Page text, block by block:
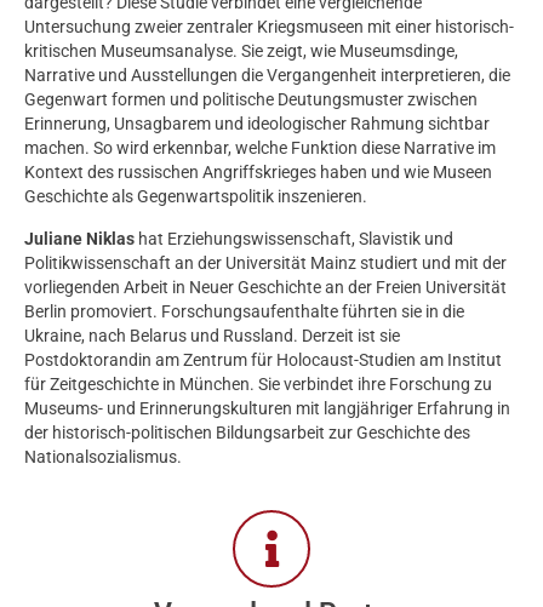
Untersuchung zweier zentraler Kriegsmuseen mit einer historisch-
kritischen Museumsanalyse. Sie zeigt, wie Museumsdinge,
Narrative und Ausstellungen die Vergangenheit interpretieren, die
Gegenwart formen und politische Deutungsmuster zwischen
Erinnerung, Unsagbarem und ideologischer Rahmung sichtbar
machen. So wird erkennbar, welche Funktion diese Narrative im
Kontext des russischen Angriffskrieges haben und wie Museen
Geschichte als Gegenwartspolitik inszenieren.
Juliane Niklas hat Erziehungswissenschaft, Slavistik und
Politikwissenschaft an der Universität Mainz studiert und mit der
vorliegenden Arbeit in Neuer Geschichte an der Freien Universität
Berlin promoviert. Forschungsaufenthalte führten sie in die
Ukraine, nach Belarus und Russland. Derzeit ist sie
Postdoktorandin am Zentrum für Holocaust-Studien am Institut
für Zeitgeschichte in München. Sie verbindet ihre Forschung zu
Museums- und Erinnerungskulturen mit langjähriger Erfahrung in
der historisch-politischen Bildungsarbeit zur Geschichte des
Nationalsozialismus.